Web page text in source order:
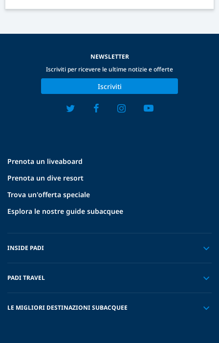
Prenota un liveaboard
Prenota un dive resort
Trova un'offerta speciale
Esplora le nostre guide subacquee
INSIDE PADI
PADI TRAVEL
LE MIGLIORI DESTINAZIONI SUBACQUEE
NEWSLETTER
Iscriviti per ricevere le ultime notizie e offerte
Iscriviti